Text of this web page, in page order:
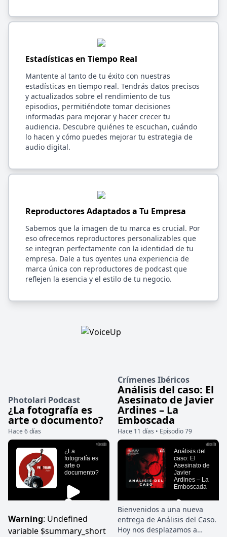
Estadísticas en Tiempo Real
Mantente al tanto de tu éxito con nuestras
estadísticas en tiempo real. Tendrás datos precisos
y actualizados sobre el rendimiento de tus
episodios, permitiéndote tomar decisiones
informadas para mejorar y hacer crecer tu
audiencia. Descubre quiénes te escuchan, cuándo
lo hacen y cómo puedes mejorar tu estrategia de
audio digital.
Reproductores Adaptados a Tu Empresa
Sabemos que la imagen de tu marca es crucial. Por
eso ofrecemos reproductores personalizables que
se integran perfectamente con la identidad de tu
empresa. Dale a tus oyentes una experiencia de
marca única con reproductores de podcast que
reflejen la esencia y el estilo de tu negocio.
Photolari Podcast
¿La fotografía es
arte o documento?
Hace 6 días
Warning: Undefined
variable $summary_short
Crímenes Ibéricos
Análisis del caso: El
Asesinato de Javier
Ardines – La
Emboscada
Hace 11 días • Episodio 79
Bienvenidos a una nueva
entrega de Análisis del Caso.
Hoy nos desplazamos a